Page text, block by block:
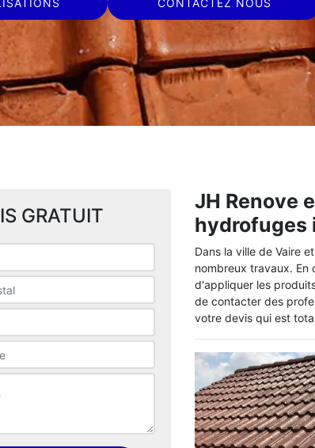
CONTACTEZ NOUS
GRATUIT
JH Renove
hydrofuges
Dans la ville de Vaire
nombreux travaux. En
d'appliquer les
de contacter des
votre devis qui est